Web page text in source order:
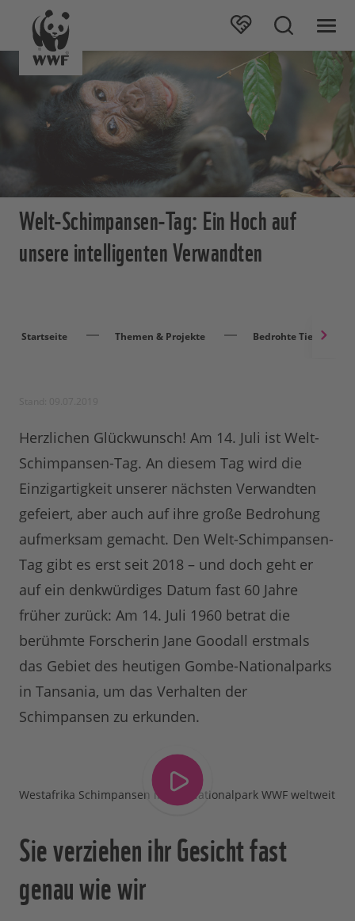
Welt-Schimpansen-Tag: Ein Hoch auf
unsere intelligenten Verwandten
Startseite Themen & Projekte Bedrohte Tierarten
Herzlichen Glückwunsch! Am 14. Juli ist Welt-
Schimpansen-Tag. An diesem Tag wird die
Einzigartigkeit unserer nächsten Verwandten
gefeiert, aber auch auf ihre große Bedrohung
aufmerksam gemacht. Den Welt-Schimpansen-
Tag gibt es erst seit 2018 – und doch geht er
auf ein denkwürdiges Datum fast 60 Jahre
früher zurück: Am 14. Juli 1960 betrat die
berühmte Forscherin Jane Goodall erstmals
das Gebiet des heutigen Gombe-Nationalparks
in Tansania, um das Verhalten der
Schimpansen zu erkunden.
Westafrika Schimpansen im Taï Nationalpark WWF weltweit
Sie verziehen ihr Gesicht fast
genau wie wir